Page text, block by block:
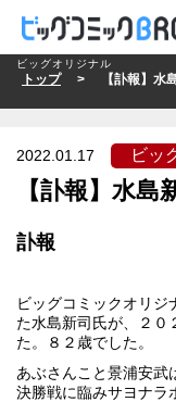
トップ> 【訃報】水島
ビッ
2022.01.17
【訃報】水島
ビッグオリジナル
訃報
ビッグコミックオリジ
た水島新司氏が、２０
た。８２歳でした。
あぶさんこと景浦安武
決勝戦に臨みサヨナラ